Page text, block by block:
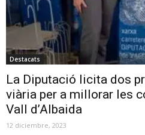
Destacats
La Diputació licita dos
viària per a millorar les
Vall d’Albaida
12 diciembre, 2023